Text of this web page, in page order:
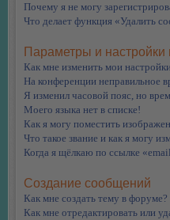
Почему я не могу
Что делает функция «Удалить
Параметры и настройки
Как мне изменить мои
На конференции неправильное
Я изменил часовой пояс, но
Моего языка нет в списке!
Как я могу поместить
Что такое звание и как я могу
Когда я щёлкаю по ссылке
Создание сообщений
Как мне создать тему в форуме?
Как мне отредактировать или